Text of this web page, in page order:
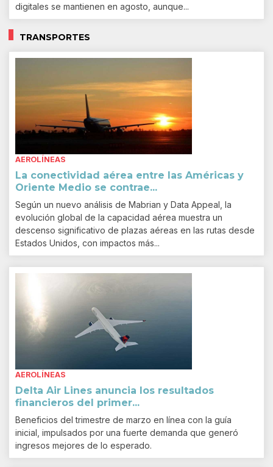
digitales se mantienen en agosto, aunque...
TRANSPORTES
AEROLÍNEAS
La conectividad aérea entre las Américas y
Oriente Medio se contrae...
Según un nuevo análisis de Mabrian y Data Appeal, la
evolución global de la capacidad aérea muestra un
descenso significativo de plazas aéreas en las rutas desde
Estados Unidos, con impactos más...
AEROLÍNEAS
Delta Air Lines anuncia los resultados
financieros del primer...
Beneficios del trimestre de marzo en línea con la guía
inicial, impulsados por una fuerte demanda que generó
ingresos mejores de lo esperado.